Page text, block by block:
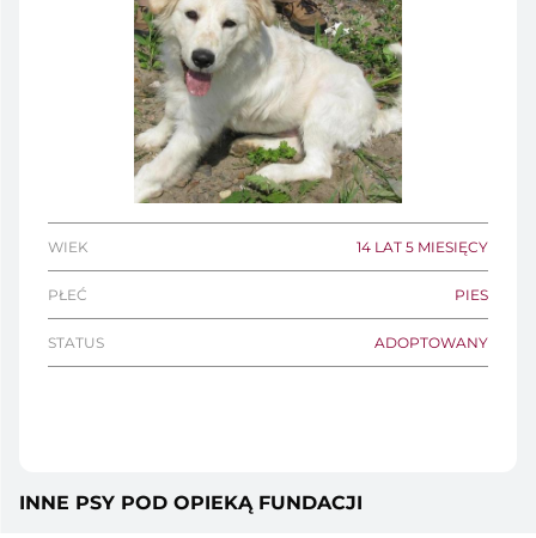
WIEK 14 LAT 5 MIESIĘCY
PŁEĆ PIES
STATUS ADOPTOWANY
INNE PSY POD OPIEKĄ FUNDACJI